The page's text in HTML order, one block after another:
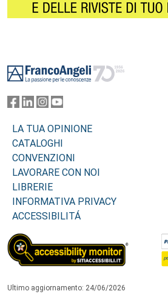
LA TUA OPINIONE
CATALOGHI
CONVENZIONI
LAVORARE CON NOI
LIBRERIE
INFORMATIVA PRIVACY
ACCESSIBILITÁ
Ultimo aggiornamento: 24/06/2026